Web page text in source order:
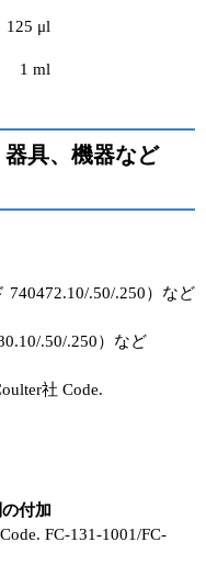
125 μl
1 ml
具、機器など
740472.10/.50/.250）など
.50/.250）など
社 Code.
付加
FC-131-1001/FC-